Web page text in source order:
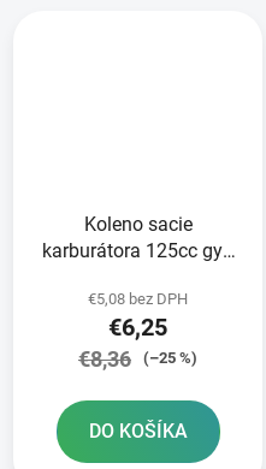
Koleno sacie
karburátora 125cc gy6
€5,08 bez DPH
€6,25
€8,36 (–25 %)
DO KOŠÍKA